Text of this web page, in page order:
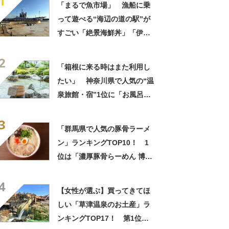
「まるで魚市場」 漁船に乗
って遊べる“海辺の道の駅”が
すごい「絶景海鮮丼」「伊勢
「箱根に来る時はまた利用し
たい」 神奈川県で人気の“温
泉旅館・宿”1位に「お風呂が
「群馬県で人気の豚骨ラーメ
ン」ランキングTOP10！ 1
位は「濃厚豚骨らーめん 博多
【女性が選ぶ】買ってきてほ
しい「草津温泉のお土産」ラ
ンキングTOP17！ 第1位は